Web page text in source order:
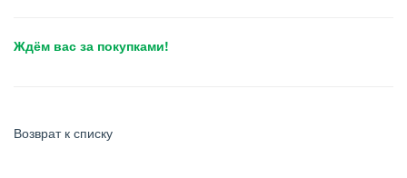
Ждём вас за покупками!
Возврат к списку